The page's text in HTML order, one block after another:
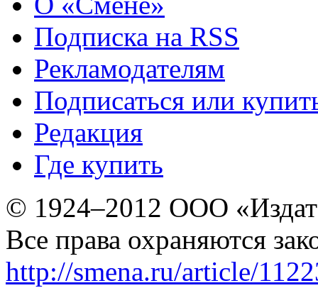
Подписка на RSS
Рекламодателям
Подписаться или
Редакция
Где купить
© 1924–2012 ООО
Все права охраняются
http://smena.ru/article/